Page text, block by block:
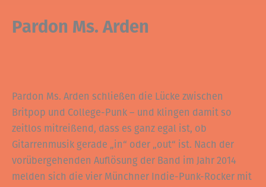
Pardon Ms. Arden
Pardon Ms. Arden schließen die Lücke zwischen
Britpop und College-Punk – und klingen damit so
zeitlos mitreißend, dass es ganz egal ist, ob
Gitarrenmusik gerade „in“ oder „out“ ist. Nach der
vorübergehenden Auflösung der Band im Jahr 2014
melden sich die vier Münchner Indie-Punk-Rocker mit